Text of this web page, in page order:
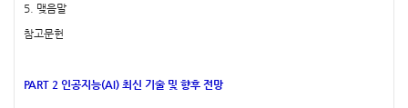
5. 맺음말
참고문헌
PART 2 인공지능(AI) 최신 기술 및 향후 전망